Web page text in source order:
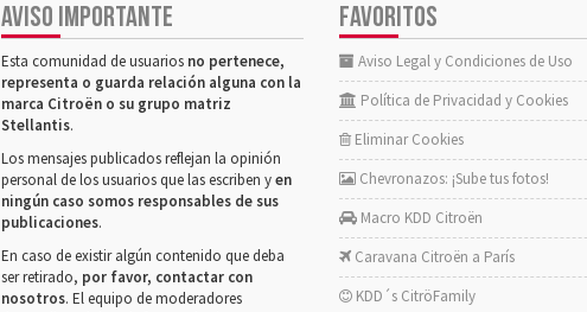
AVISO IMPORTANTE
Esta comunidad de usuarios no pertenece,
representa o guarda relación alguna con la
marca Citroën o su grupo matriz
Stellantis.
Los mensajes publicados reflejan la opinión
personal de los usuarios que las escriben yen
ningún caso somos responsables de sus
publicaciones.
En caso de existir algún contenido que deba
ser retirado, por favor, contactar con
nosotros. El equipo de moderadores
FAVORITOS
Aviso Legal y Condiciones de Uso
Política de Privacidad y Cookies
Eliminar Cookies
Chevronazos: ¡Sube tus fotos!
Macro KDD Citroën
Caravana Citroën a París
KDD´s CitröFamily